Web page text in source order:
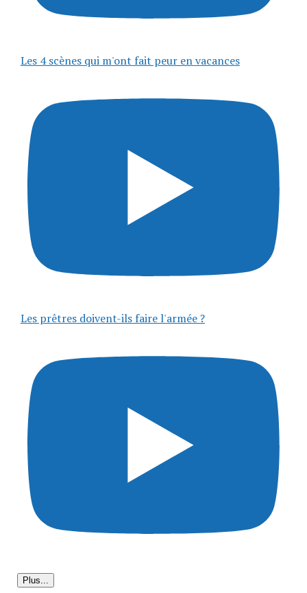
Les 4 scènes qui m'ont fait peur en vacances
Les prêtres doivent-ils faire l'armée ?
Plus...